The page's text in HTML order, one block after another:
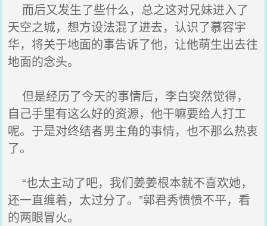
而后又发生了些什么，总之这对兄妹进入了
天空之城，想方设法混了进去，认识了慕容宇
华，将关于地面的事告诉了他，让他萌生出去往
地面的念头。
但是经历了今天的事情后，李白突然觉得，
自己手里有这么好的资源，他干嘛要给人打工
呢。于是对终结者男主角的事情，也不那么热衷
了。
“也太主动了吧，我们姜姜根本就不喜欢她，
还一直缠着，太过分了。”郭君秀愤愤不平，看
的两眼冒火。